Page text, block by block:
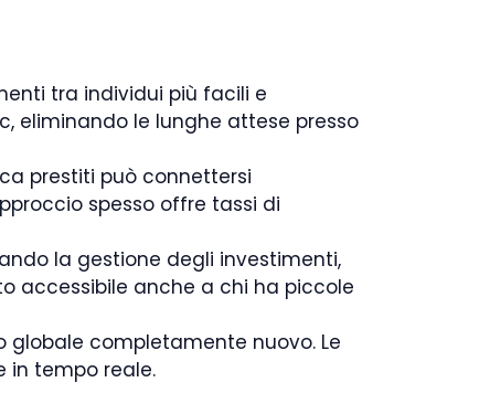
tra individui più facili e
eliminando le lunghe attese presso
prestiti può connettersi
spesso offre tassi di
la gestione degli investimenti,
accessibile anche a chi ha piccole
completamente nuovo. Le
in tempo reale.